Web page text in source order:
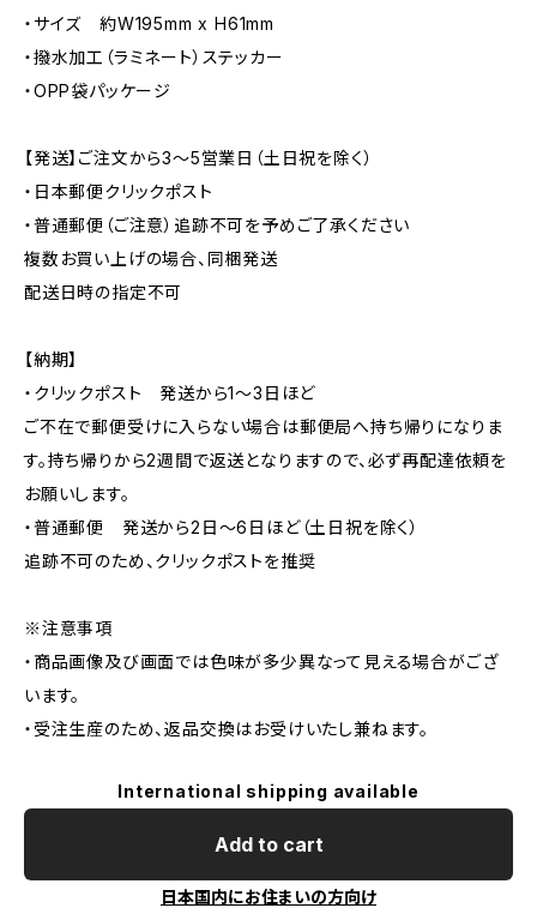
・サイズ 約W195mm x H61mm
・撥水加工（ラミネート）ステッカー
・OPP袋パッケージ
【発送】ご注文から3〜5営業日（土日祝を除く）
・日本郵便クリックポスト
・普通郵便（ご注意）追跡不可を予めご了承ください
複数お買い上げの場合、同梱発送
配送日時の指定不可
【納期】
・クリックポスト 発送から1〜3日ほど
ご不在で郵便受けに入らない場合は郵便局へ持ち帰りになりま
す。持ち帰りから2週間で返送となりますので、必ず再配達依頼を
お願いします。
・普通郵便 発送から2日〜6日ほど（土日祝を除く）
追跡不可のため、クリックポストを推奨
※注意事項
・商品画像及び画面では色味が多少異なって見える場合がござ
います。
・受注生産のため、返品交換はお受けいたし兼ねます。
International shipping available
Add to cart
日本国内にお住まいの方向け